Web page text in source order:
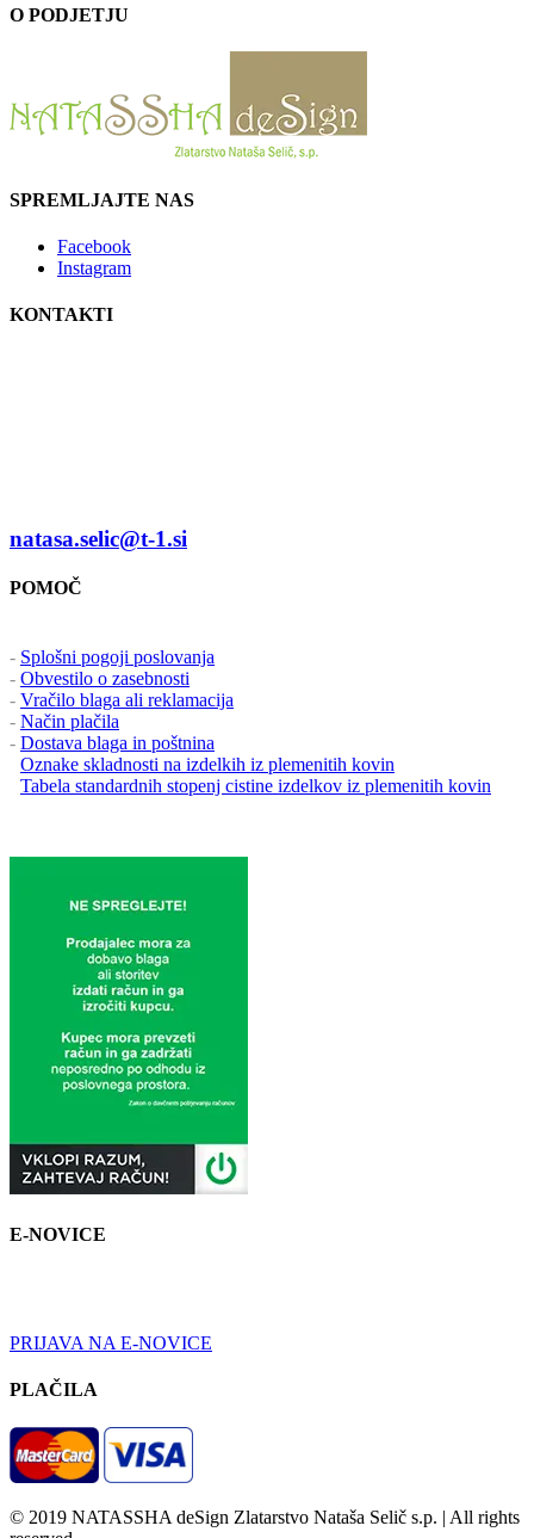
O PODJETJU
SPREMLJAJTE NAS
Facebook
Instagram
KONTAKTI
natasa.selic@t-1.si
POMOČ
- Splošni pogoji poslovanja
- Obvestilo o zasebnosti
- Vračilo blaga ali reklamacija
- Način plačila
- Dostava blaga in poštnina
Oznake skladnosti na izdelkih iz plemenitih kovin
Tabela standardnih stopenj cistine izdelkov iz plemenitih kovin
E-NOVICE
PRIJAVA NA E-NOVICE
PLAČILA
© 2019 NATASSHA deSign Zlatarstvo Nataša Selič s.p. | All rights